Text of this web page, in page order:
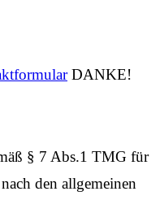
DANKE!
§ 7 Abs.1 TMG für
den allgemeinen